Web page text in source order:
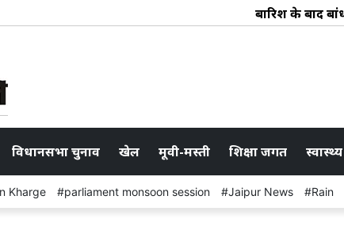
बारिश के बाद बांध
विधानसभा चुनाव खेल मूवी-मस्ती शिक्षा जगत स्वास्थ्य
Kharge parliament monsoon session Jaipur News Rain